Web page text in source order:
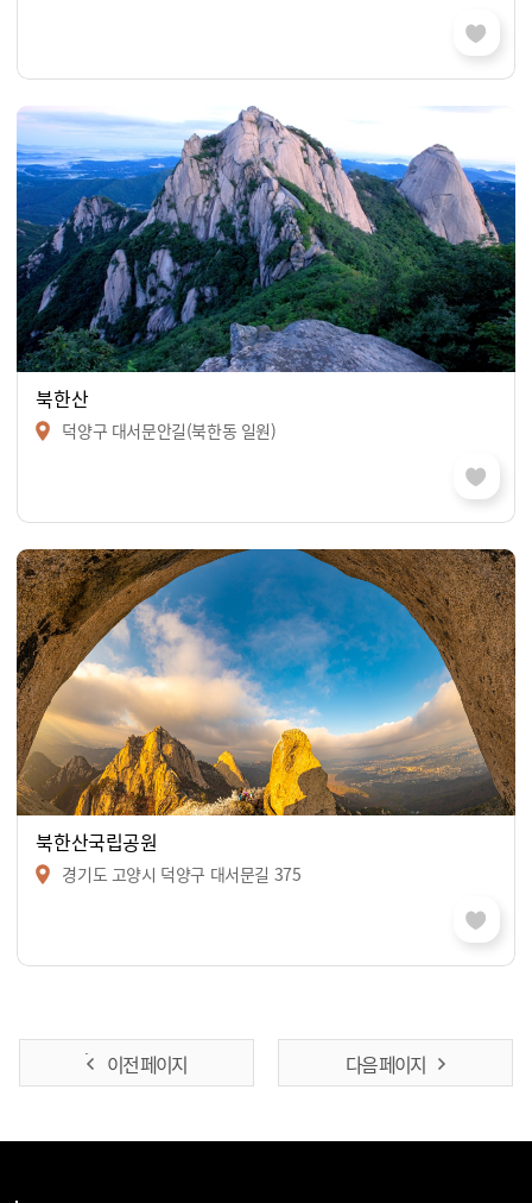
북한산
덕양구 대서문안길(북한동 일원)
북한산국립공원
경기도 고양시 덕양구 대서문길 375
이전 페이지 다음 페이지